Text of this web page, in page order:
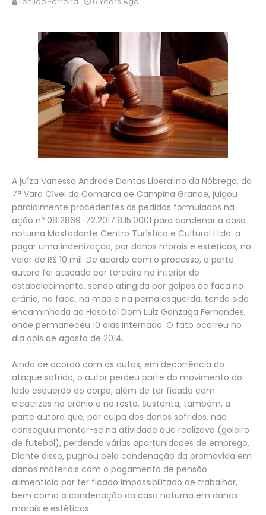
A juíza Vanessa Andrade Dantas Liberalino da Nóbrega, da
7ª Vara Cível da Comarca de Campina Grande, julgou
parcialmente procedentes os pedidos formulados na
ação nº 0812869-72.2017.8.15.0001 para condenar a casa
noturna Mastodonte Centro Turístico e Cultural Ltda. a
pagar uma indenização, por danos morais e estéticos, no
valor de R$ 10 mil. De acordo com o processo, a parte
autora foi atacada por terceiro no interior do
estabelecimento, sendo atingida por golpes de faca no
crânio, na face, na mão e na perna esquerda, tendo sido
encaminhada ao Hospital Dom Luiz Gonzaga Fernandes,
onde permaneceu 10 dias internada. O fato ocorreu no
dia dois de agosto de 2014.
Ainda de acordo com os autos, em decorrência do
ataque sofrido, o autor perdeu parte do movimento do
lado esquerdo do corpo, além de ter ficado com
cicatrizes no crânio e no rosto. Sustenta, também, a
parte autora que, por culpa dos danos sofridos, não
conseguiu manter-se na atividade que realizava (goleiro
de futebol), perdendo várias oportunidades de emprego.
Diante disso, pugnou pela condenação da promovida em
danos materiais com o pagamento de pensão
alimentícia por ter ficado impossibilitado de trabalhar,
bem como a condenação da casa noturna em danos
morais e estéticos.